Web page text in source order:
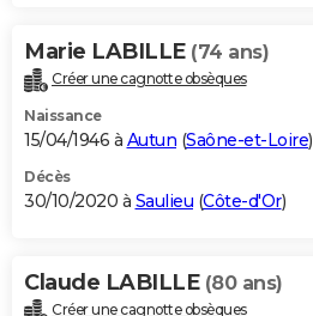
Marie LABILLE (74 ans)
Créer une cagnotte obsèques
Naissance
15/04/1946 à Autun (Saône-et-Loire)
Décès
30/10/2020 à Saulieu (Côte-d'Or)
Claude LABILLE (80 ans)
Créer une cagnotte obsèques